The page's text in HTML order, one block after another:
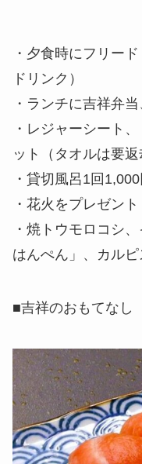
・夕食時にフリー
ドリンク）
・ランチに吉祥弁
・レジャーシート
ット（タオルは要返
・貸切風呂1回
・花火をプレゼント
・焼トウモロコシ
はんぺん」、カル
■吉祥のおもてなし